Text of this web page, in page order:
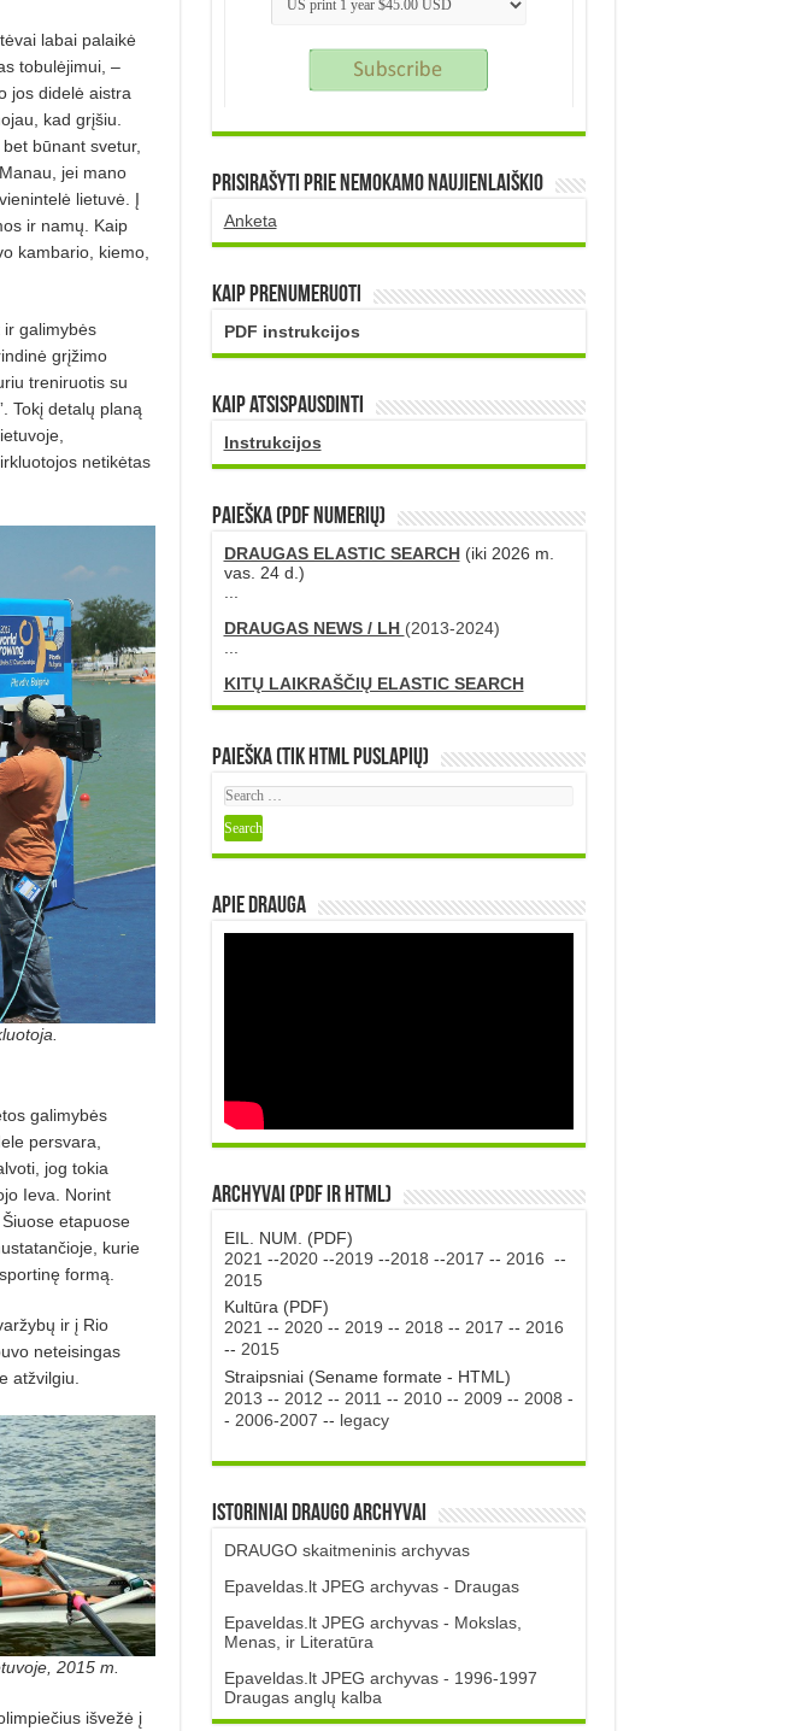
labai palaikė
tobulėjimui, –
jos didelė aistra
kad grįšiu.
būnant svetur,
jei mano
lietuvė. Į
ir namų. Kaip
kambario, kiemo,
galimybės
grįžimo
treniruotis su
Tokį detalų planą
netikėtas
galimybės
persvara,
jog tokia
Ieva. Norint
etapuose
kurie
formą.
ir į Rio
neteisingas
atžvilgiu.
2015 m.
išvežė į
Prisirašyti prie nemokamo naujienlaiškio
Anketa
Kaip prenumeruoti
PDF instrukcijos
Kaip atsispausdinti
Instrukcijos
PAIEŠKA (PDF numerių)
DRAUGAS ELASTIC SEARCH(iki 2026 m.
vas. 24 d.)
...
DRAUGAS NEWS / LH (2013-2024)
...
KITŲ LAIKRAŠČIŲ ELASTIC SEARCH
Paieška (tik HTML puslapių)
Apie DRAUGA
Archyvai (PDF ir HTML)
EIL. NUM. (PDF)
2021 --2020--2019 --2018 --2017 -- 2016 --
2015
Kultūra (PDF)
2021 -- 2020-- 2019 -- 2018 -- 2017 -- 2016
-- 2015
Straipsniai (Sename formate - HTML)
2013 -- 2012 -- 2011 -- 2010-- 2009 -- 2008 -
- 2006-2007 -- legacy
Istoriniai DRAUGO Archyvai
DRAUGO skaitmeninis archyvas
Epaveldas.lt JPEG archyvas - Draugas
Epaveldas.lt JPEG archyvas - Mokslas,
Menas, ir Literatūra
Epaveldas.lt JPEG archyvas - 1996-1997
Draugas anglų kalba